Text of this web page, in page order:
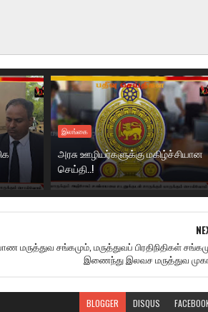
இலங்கை
அரசு ஊழியர்களுக்கு மகிழ்ச்சியான
செய்தி..!
மருத்துவ சங்கமும், மருத்துவப் பிரதிநிதிகள்
இணைந்து இலவச மருத்துவ
BLOGGER DISQUS